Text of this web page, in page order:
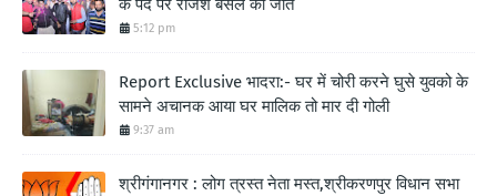
5:12 pm
Report Exclusive भादरा:- घर में चोरी करने घुसे युवको के
सामने अचानक आया घर मालिक तो मार दी गोली
9:37 am
श्रीगंगानगर : लोग त्रस्त नेता मस्त,श्रीकरणपुर विधान सभा